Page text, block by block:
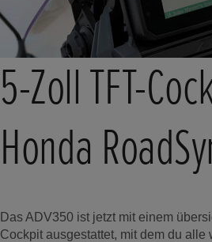
5-Zoll TFT-
Honda
Das ADV350 ist jetzt mit einem
Cockpit ausgestattet, mit dem du alle